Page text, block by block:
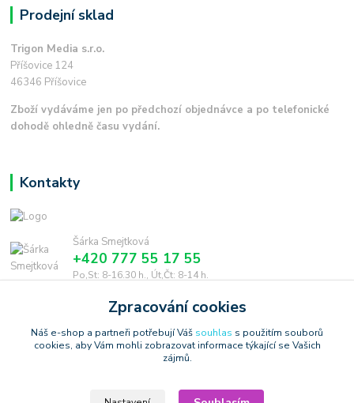
Prodejní sklad
Trigon Media s.r.o.
Příšovice 124
46346 Příšovice
Zboží vydáváme jen po předchozí objednávce a po telefonické
dohodě ohledně času vydání.
Kontakty
Šárka Smejtková
+420 777 55 17 55
Po,St: 8-16.30 h., Út,Čt: 8-14 h.
smejtkova@trigonmedia.czZpracování cookies
Náš e-shop a partneři potřebují Váš souhlas s použitím souborů
cookies, aby Vám mohli zobrazovat informace týkající se Vašich
zájmů.